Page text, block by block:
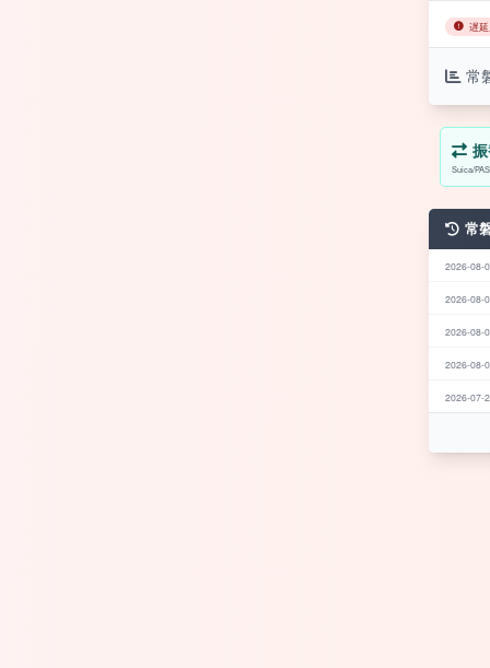
遅
常
Suica/
常
2026-08-
2026-08-
2026-08-
2026-08-
2026-07-